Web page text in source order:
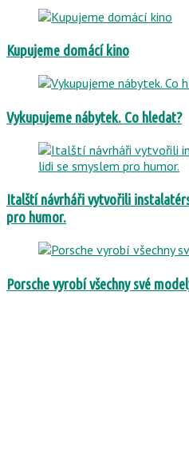
Kupujeme domácí kino
Vykupujeme nábytek. Co hledat?
Italští návrháři vytvořili
pro humor.
Porsche vyrobí všechny své